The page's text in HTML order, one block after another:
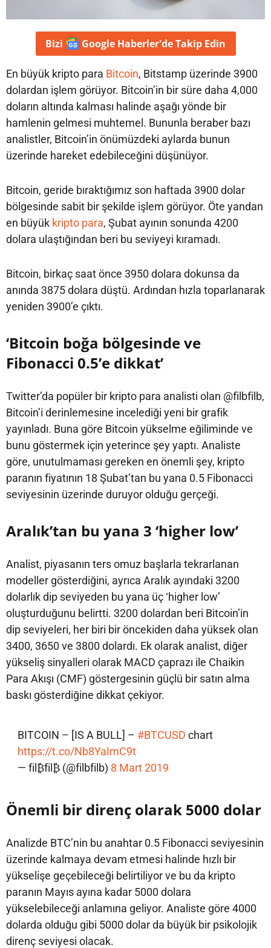
Bizi Google Haberler'deTakip Edin
En büyük kripto para Bitcoin, Bitstamp üzerinde 3900
dolardan işlem görüyor. Bitcoin’in bir süre daha 4,000
doların altında kalması halinde aşağı yönde bir
hamlenin gelmesi muhtemel. Bununla beraber bazı
analistler, Bitcoin’in önümüzdeki aylarda bunun
üzerinde hareket edebileceğini düşünüyor.
Bitcoin, geride bıraktığımız son haftada 3900 dolar
bölgesinde sabit bir şekilde işlem görüyor. Öte yandan
en büyük kripto para, Şubat ayının sonunda 4200
dolara ulaştığından beri bu seviyeyi kıramadı.
Bitcoin, birkaç saat önce 3950 dolara dokunsa da
anında 3875 dolara düştü. Ardından hızla toparlanarak
yeniden 3900’e çıktı.
‘Bitcoin boğa bölgesinde ve
Fibonacci 0.5’e dikkat’
Twitter’da popüler bir kripto para analisti olan @filbfilb,
Bitcoin’i derinlemesine incelediği yeni bir grafik
yayınladı. Buna göre Bitcoin yükselme eğiliminde ve
bunu göstermek için yeterince şey yaptı. Analiste
göre, unutulmaması gereken en önemli şey, kripto
paranın fiyatının 18 Şubat’tan bu yana 0.5 Fibonacci
seviyesinin üzerinde duruyor olduğu gerçeği.
Aralık’tan bu yana 3 ‘higher low’
Analist, piyasanın ters omuz başlarla tekrarlanan
modeller gösterdiğini, ayrıca Aralık ayındaki 3200
dolarlık dip seviyeden bu yana üç ‘higher low’
oluşturduğunu belirtti. 3200 dolardan beri Bitcoin’in
dip seviyeleri, her biri bir öncekiden daha yüksek olan
3400, 3650 ve 3800 dolardı. Ek olarak analist, diğer
yükseliş sinyalleri olarak MACD çaprazı ile Chaikin
Para Akışı (CMF) göstergesinin güçlü bir satın alma
baskı gösterdiğine dikkat çekiyor.
BITCOIN – [IS A BULL] – #BTCUSD chart
https://t.co/Nb8YaImC9t
— fil₿fil₿ (@filbfilb) 8 Mart 2019
Önemli bir direnç olarak 5000 dolar
Analizde BTC’nin bu anahtar 0.5 Fibonacci seviyesinin
üzerinde kalmaya devam etmesi halinde hızlı bir
yükselişe geçebileceği belirtiliyor ve bu da kripto
paranın Mayıs ayına kadar 5000 dolara
yükselebileceği anlamına geliyor. Analiste göre 4000
dolarda olduğu gibi 5000 dolar da büyük bir psikolojik
direnç seviyesi olacak.